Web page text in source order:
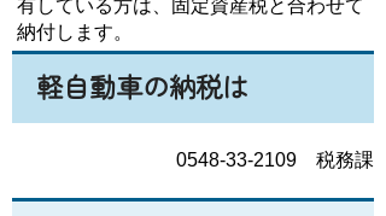
有している方は、固定資産税と合わせて
納付します。
軽自動車の納税は
0548-33-2109 税務課